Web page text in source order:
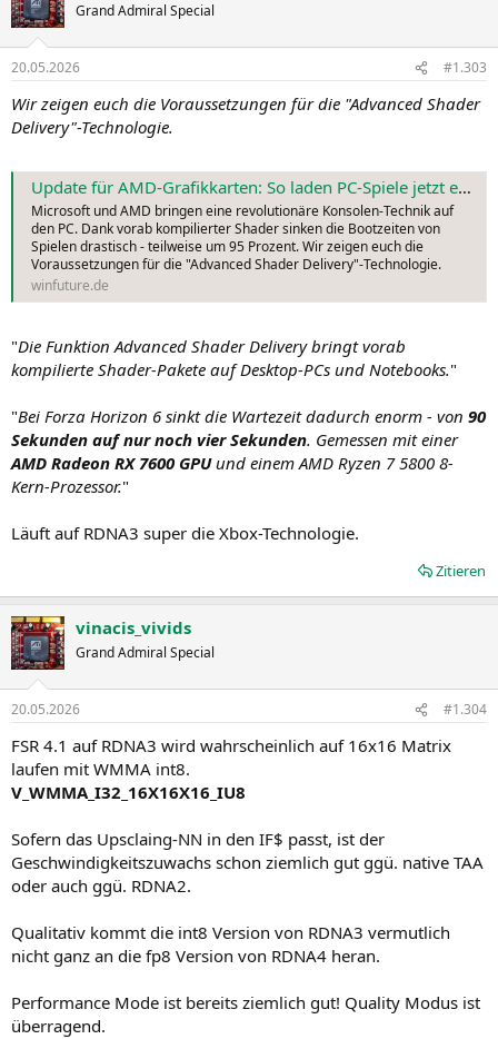
Grand Admiral Special
20.05.2026 #1.303
Wir zeigen euch die Voraussetzungen für die "Advanced Shader
Delivery"-Technologie.
Update für AMD-Grafikkarten: So laden PC-Spiele jetzt extrem schnell
Microsoft und AMD bringen eine revolutionäre Konsolen-Technik auf
den PC. Dank vorab kompilierter Shader sinken die Bootzeiten von
Spielen drastisch - teilweise um 95 Prozent. Wir zeigen euch die
Voraussetzungen für die "Advanced Shader Delivery"-Technologie.
winfuture.de
"Die Funktion Advanced Shader Delivery bringt vorab
kompilierte Shader-Pakete auf Desktop-PCs und Notebooks."
"Bei Forza Horizon 6 sinkt die Wartezeit dadurch enorm - von 90
Sekunden auf nur noch vier Sekunden. Gemessen mit einer
AMD Radeon RX 7600 GPUund einem AMD Ryzen 7 5800 8-
Kern-Prozessor."
Läuft auf RDNA3 super die Xbox-Technologie.
Zitieren
vinacis_vivids
Grand Admiral Special
20.05.2026 #1.304
FSR 4.1 auf RDNA3 wird wahrscheinlich auf 16x16 Matrix
laufen mit WMMA int8.
V_WMMA_I32_16X16X16_IU8
Sofern das Upsclaing-NN in den IF$ passt, ist der
Geschwindigkeitszuwachs schon ziemlich gut ggü. native TAA
oder auch ggü. RDNA2.
Qualitativ kommt die int8 Version von RDNA3 vermutlich
nicht ganz an die fp8 Version von RDNA4 heran.
Performance Mode ist bereits ziemlich gut! Quality Modus ist
überragend.